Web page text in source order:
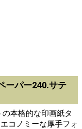
ーパー240.サテ
の本格的な印画紙タ
コノミーな厚手フォ